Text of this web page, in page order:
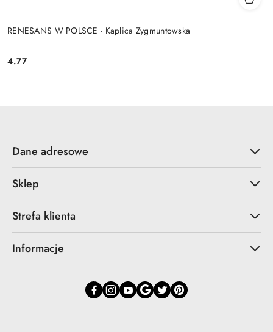
RENESANS W POLSCE - Kaplica Zygmuntowska
Cena:
4.77
Dane adresowe
Sklep
Strefa klienta
Informacje